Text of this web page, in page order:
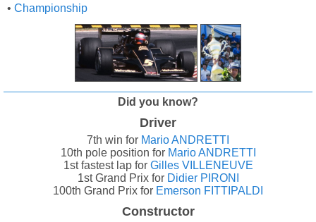
• Championship
Did you know?
Driver
7th win for Mario ANDRETTI
10th pole position for Mario ANDRETTI
1st fastest lap for Gilles VILLENEUVE
1st Grand Prix for Didier PIRONI
100th Grand Prix for Emerson FITTIPALDI
Constructor